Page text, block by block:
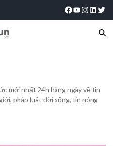
mới nhất 24h hàng ngày về tin
pháp luật đời sống, tin nóng